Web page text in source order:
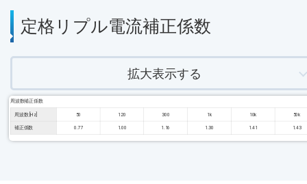
定格リプル電流補正係数
拡大表示する
周波数補正係数
周波数 [Hz] 50 120 300 1k 10k 50k
補正係数 0.77 1.00 1.16 1.30 1.41 1.43